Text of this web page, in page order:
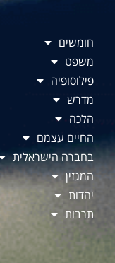
חומשים
משפט
פילוסופיה
מדרש
הלכה
החיים עצמם
בחברה הישראלית
המגזין
יהדות
תרבות